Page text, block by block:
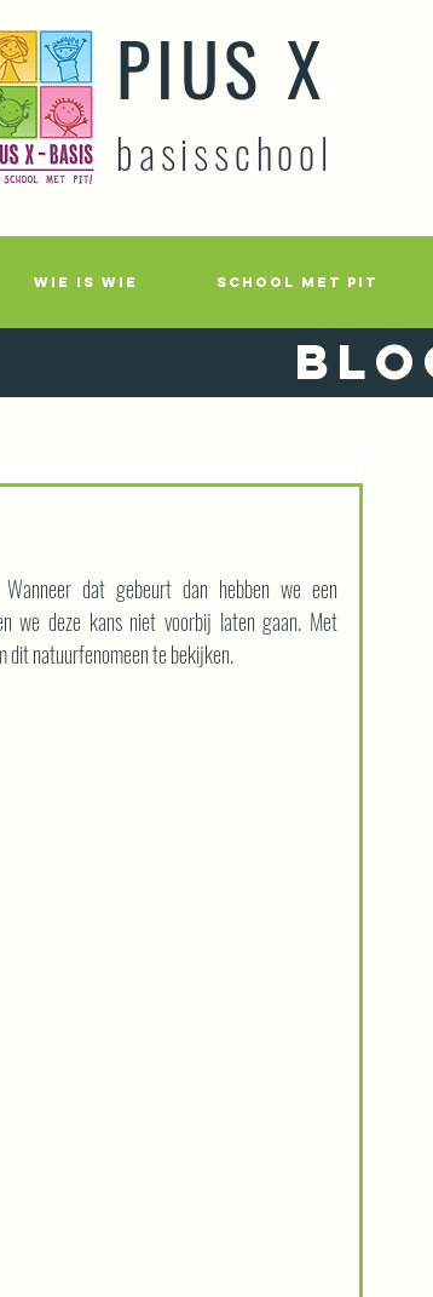
PIUS X
basisschool
WIE IS WIE SCHOOL MET PIT
dat gebeurt dan hebben we een
we deze kans niet voorbij laten gaan. Met
dit natuurfenomeen te bekijken.